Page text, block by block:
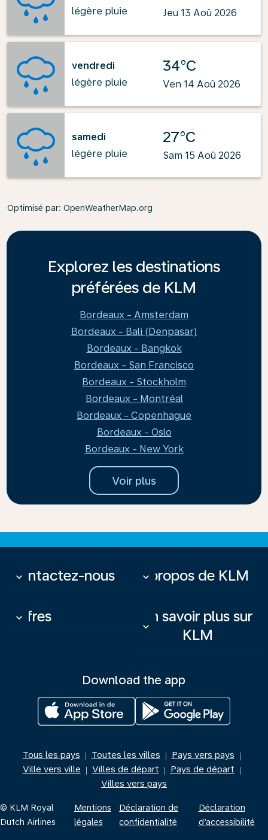
légère pluie
Jeu 13 Aoû 2026
vendredi
légère pluie
34°C
Ven 14 Aoû 2026
samedi
légère pluie
27°C
Sam 15 Aoû 2026
Optimisé par: OpenWeatherMap.org
Explorez les destinations
préférées de KLM
Bordeaux - Amsterdam
Bordeaux - Bali (Denpasar)
Bordeaux - Bangkok
Bordeaux - San Francisco
Bordeaux - Stockholm
Bordeaux - Montréal
Bordeaux - Copenhague
Bordeaux - Oslo
Bordeaux - New York
Voir plus
Contactez-nous
keyboard_arrow_down À propos de KLM
keyboard_arrow_down
Offres
keyboard_arrow_down
En savoir plus sur
KLM
keyboard_arrow_down
Download the app
Tous les pays | Toutes les villes | Pays vers pays |
Ville vers ville | Villes de départ | Pays de départ |
Villes vers pays
© KLM Royal
Dutch Airlines
Mentions
légales
Déclaration de
confidentialité
Déclaration
d’accessibilité